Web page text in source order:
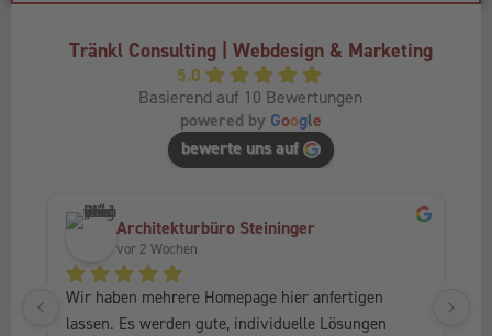
Tränkl Consulting | Webdesign & Marketing
5.0
Basierend auf 10 Bewertungen
powered by Google
bewerte uns auf
Architekturbüro Steininger
vor 2 Wochen
Wir haben mehrere Homepage hier anfertigen
lassen. Es werden gute, individuelle Lösungen